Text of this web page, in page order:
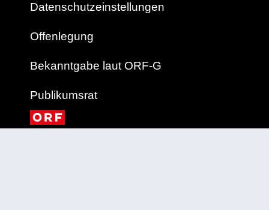
Datenschutzeinstellungen
Offenlegung
Bekanntgabe laut ORF-G
Publikumsrat